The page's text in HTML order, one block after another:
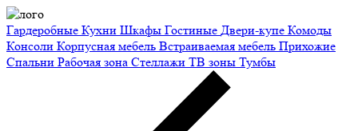
Гардеробные Кухни Шкафы Гостиные Двери-купе Комоды
Консоли Корпусная мебель Встраиваемая мебель Прихожие
Спальни Рабочая зона Стеллажи ТВ зоны Тумбы